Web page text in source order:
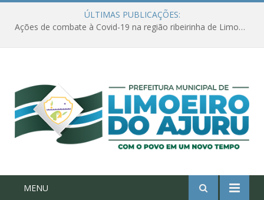
ÚLTIMAS PUBLICAÇÕES:
Ações de combate à Covid-19 na região ribeirinha de Limoeiro do Ajuru continuam
MENU